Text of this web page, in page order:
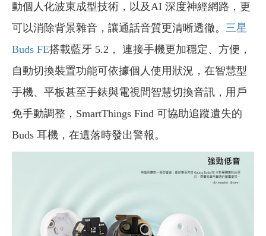
動個人化波束成型技術，以及AI 深度神經網路，更
可以消除背景雜音，讓通話音質更清晰透徹。 三星
Buds FE搭載藍牙 5.2， 連接手機更加穩定、方便，
自動切換裝置功能可依據個人使用狀況，在智慧型
手機、平板甚至手錶與電視間智慧切換音訊，用戶
免手動調整，SmartThings Find 可協助追蹤遺失的
Buds 耳機，在遺落時發出警報。